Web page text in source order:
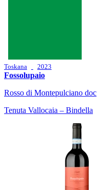
Toskana 2023
Fossolupaio
Rosso di Montepulciano doc
Tenuta Vallocaia – Bindella